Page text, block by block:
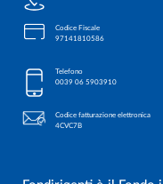
Codice Fiscale
97141810586
Telefono
0039 06 5903910
Codice fatturazione elettronica
4CVC7B